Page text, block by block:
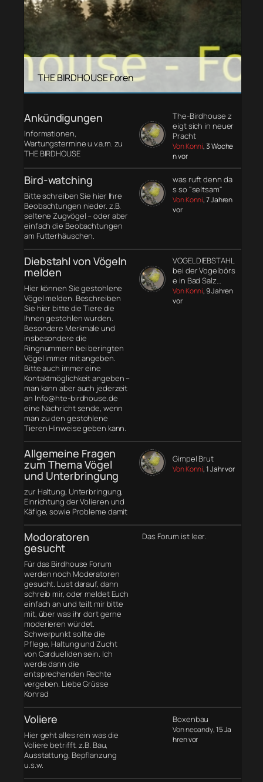
THE BIRDHOUSE Foren
Ankündigungen
Informationen,
Wartungstermine u.v.a.m. zu
THE BIRDHOUSE
The-Birdhouse z
eigt sich in neuer
Pracht
Von Konni, 3 Woche
n vor
Bird-watching
Bitte schreiben Sie hier Ihre
Beobachtungen nieder. z.B.
seltene Zugvögel – oder aber
einfach die Beobachtungen
am Futterhäuschen.
was ruft denn da
s so "seltsam"
Von Konni, 7 Jahren
vor
Diebstahl von Vögeln
melden
Hier können Sie gestohlene
Vögel melden. Beschreiben
Sie hier bitte die Tiere die
Ihnen gestohlen wurden.
Besondere Merkmale und
insbesondere die
Ringnummern bei beringten
Vögel immer mit angeben.
Bitte auch immer eine
Kontaktmöglichkeit angeben –
man kann aber auch jederzeit
an Info@hte-birdhouse.de
eine Nachricht sende, wenn
man zu den gestohlene
Tieren Hinweise geben kann.
VOGELDIEBSTAHL
bei der Vogelbörs
e in Bad Salz…
Von Konni, 9 Jahren
vor
Allgemeine Fragen
zum Thema Vögel
und Unterbringung
zur Haltung, Unterbringung,
Einrichtung der Volieren und
Käfige, sowie Probleme damit
Gimpel Brut
Von Konni, 1 Jahr vor
Modoratoren
gesucht
Für das Birdhouse Forum
werden noch Moderatoren
gesucht. Lust darauf, dann
schreib mir, oder meldet Euch
einfach an und teilt mir bitte
mit, über was ihr dort gerne
moderieren würdet.
Schwerpunkt sollte die
Pflege, Haltung und Zucht
von Cardueliden sein. Ich
werde dann die
entsprechenden Rechte
vergeben. Liebe Grüsse
Konrad
Das Forum ist leer.
Voliere
Hier geht alles rein was die
Voliere betrifft. z.B. Bau,
Ausstattung, Bepflanzung
u.s.w.
Boxenbau
Von neoandy, 15 Ja
hren vor